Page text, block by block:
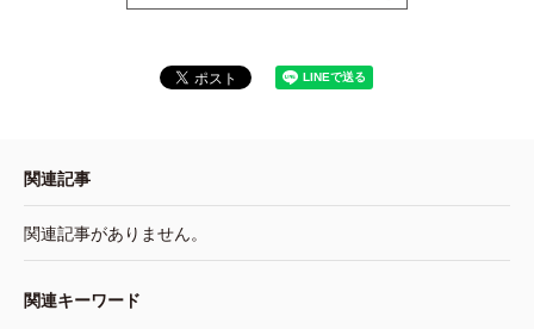
関連記事
関連記事がありません。
関連キーワード